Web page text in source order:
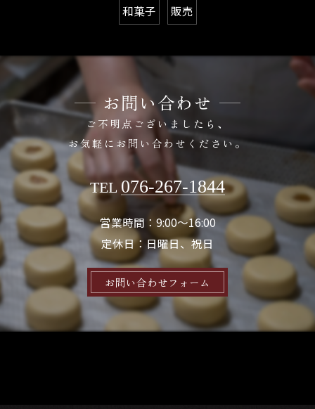
和菓子 販売
ご不明点ございましたら、
お気軽にお問い合わせください。
お問い合わせ
TEL 076-267-1844
営業時間：9:00～16:00
定休日：日曜日、祝日
お問い合わせフォーム